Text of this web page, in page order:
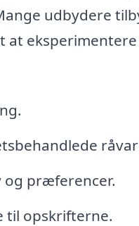
udbydere
at eksperimentere
og præferencer.
til opskrifterne.